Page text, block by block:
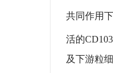
共同作用
活的CD103
及下游粒